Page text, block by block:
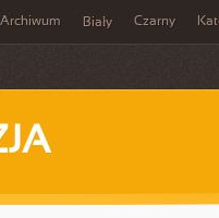
Archiwum Biały Czarny